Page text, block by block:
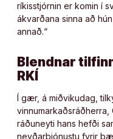
ríkisstjórnin er komin í
ákvarðana sinna að
annað.“
Blendnar
RKÍ
Í gær, á miðvikudag,
vinnumarkaðsráðherra,
ráðuneyti hans hefði
neyðarþjónustu fyrir